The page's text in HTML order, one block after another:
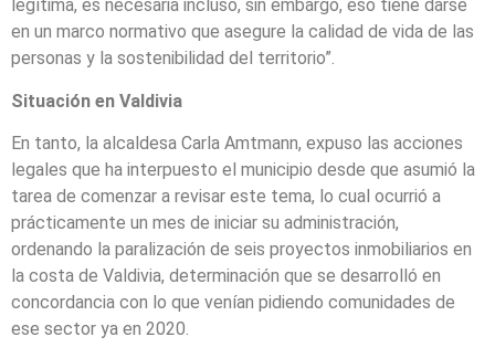
legítima, es necesaria incluso, sin embargo, eso tiene darse
en un marco normativo que asegure la calidad de vida de las
personas y la sostenibilidad del territorio”.
Situación en Valdivia
En tanto, la alcaldesa Carla Amtmann, expuso las acciones
legales que ha interpuesto el municipio desde que asumió la
tarea de comenzar a revisar este tema, lo cual ocurrió a
prácticamente un mes de iniciar su administración,
ordenando la paralización de seis proyectos inmobiliarios en
la costa de Valdivia, determinación que se desarrolló en
concordancia con lo que venían pidiendo comunidades de
ese sector ya en 2020.